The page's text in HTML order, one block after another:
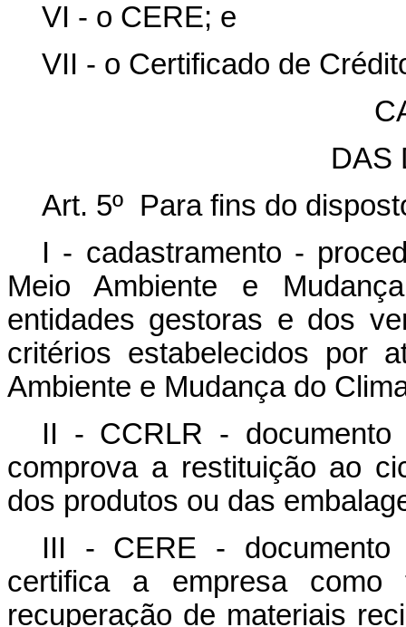
VI - o CERE; e
VII - o Certificado de
DAS
Art. 5º Para fins do
I - cadastramento -
Meio Ambiente e
entidades gestoras e dos
critérios estabelecidos por
Ambiente e Mudança do
II - CCRLR - documento
comprova a restituição ao
dos produtos ou das
III - CERE - documento
certifica a empresa como
recuperação de materiais